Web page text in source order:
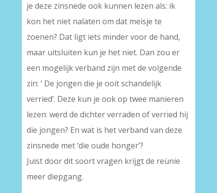
je deze zinsnede ook kunnen lezen als: ik
kon het niet nalaten om dat meisje te
zoenen? Dat ligt iets minder voor de hand,
maar uitsluiten kun je het niet. Dan zou er
een mogelijk verband zijn met de volgende
zin: ‘ De jongen die je ooit schandelijk
verried’. Deze kun je ook op twee manieren
lezen: werd de dichter verraden of verried hij
die jongen? En wat is het verband van deze
zinsnede met ‘die oude honger’?
Juist door dit soort vragen krijgt de reünie
meer diepgang.